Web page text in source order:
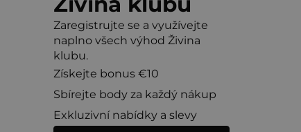
Zaregistrujte se a využívejte
naplno všech výhod Živina
klubu.
Získejte bonus €10
Sbírejte body za každý nákup
Exkluzivní nabídky a slevy